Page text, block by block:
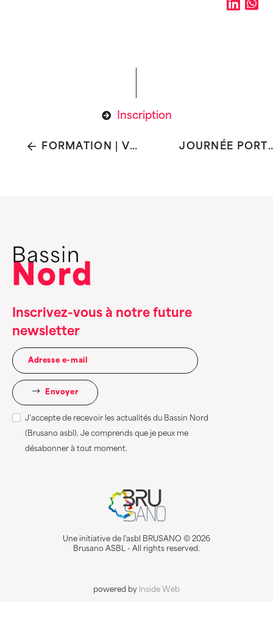
Inscription
FORMATION | VIH & IST : MISE À JOUR MÉDICALE JOURNÉE PORTES
Inscrivez-vous à notre future
newsletter
Envoyer
J’accepte de recevoir les actualités du Bassin Nord
(Brusano asbl). Je comprends que je peux me
désabonner à tout moment.
Une initiative de l'asbl BRUSANO © 2026
Brusano ASBL - All rights reserved.
powered by Inside Web